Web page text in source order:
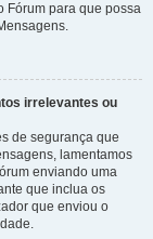
Fórum para que possa
irrelevantes ou
de segurança que
lamentamos
enviando uma
que inclua os
que enviou o